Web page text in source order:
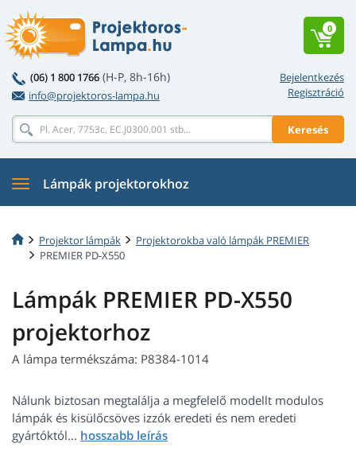
Bejelentkezés
Regisztráció
(06) 1 800 1766 (H-P, 8h-16h)
info@projektoros-lampa.hu
Keresés
0
Lámpák projektorokhoz
Projektor lámpák
Projektorokba való lámpák PREMIER
PREMIER PD-X550
Lámpák PREMIER PD-X550
projektorhoz
A lámpa termékszáma: P8384-1014
Nálunk biztosan megtalálja a megfelelő modellt modulos
lámpák és kisülőcsöves izzók eredeti és nem eredeti
gyártóktól...